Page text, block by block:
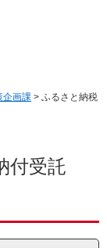
企画課 > ふるさと納税
付受託